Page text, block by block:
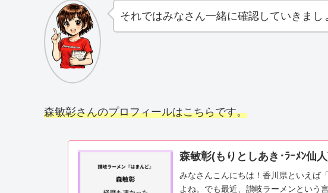
それではみなさん一緒に確認していきまし
森敏彰さんのプロフィールはこちらです。
森敏彰(もりとしあき･ﾗｰﾒﾝ仙
みなさんこんにちは！香川県といえば
よね。でも最近、讃岐ラーメンという